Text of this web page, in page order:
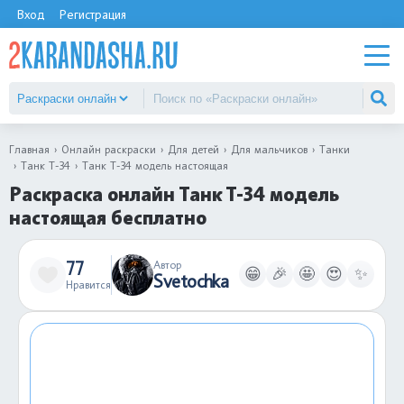
Вход Регистрация
Главная Онлайн раскраски Для детей Для мальчиков
Танки
Танк Т-34
Танк Т-34 модель настоящая
Раскраска онлайн Танк Т-34 модель
настоящая бесплатно
77
Нравится
Автор
Svetochka 😁 🎉 🤩 😍 ✨